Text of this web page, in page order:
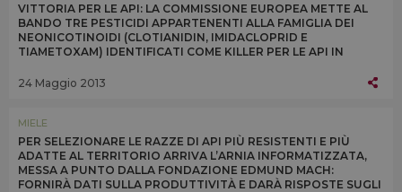
VITTORIA PER LE API: LA COMMISSIONE EUROPEA METTE AL
BANDO TRE PESTICIDI APPARTENENTI ALLA FAMIGLIA DEI
NEONICOTINOIDI (CLOTIANIDIN, IMIDACLOPRID E
TIAMETOXAM) IDENTIFICATI COME KILLER PER LE API IN
24 Maggio 2013
MIELE
PER SELEZIONARE LE RAZZE DI API PIÙ RESISTENTI E PIÙ
ADATTE AL TERRITORIO ARRIVA L’ARNIA INFORMATIZZATA,
MESSA A PUNTO DALLA FONDAZIONE EDMUND MACH:
FORNIRÀ DATI SULLA PRODUTTIVITÀ E DARÀ RISPOSTE SUGLI